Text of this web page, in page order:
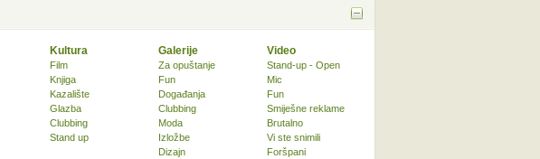
Kultura
Film
Knjiga
Kazalište
Glazba
Clubbing
Stand up
Galerije
Za opuštanje
Fun
Događanja
Clubbing
Moda
Izložbe
Dizajn
Video
Stand-up - Open
Mic
Fun
Smiješne reklame
Brutalno
Vi ste snimili
Foršpani